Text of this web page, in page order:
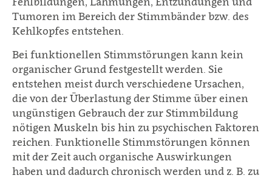
Tumoren im Bereich der Stimmbänder bzw. des
Kehlkopfes entstehen.
Bei funktionellen Stimmstörungen kann kein
organischer Grund festgestellt werden. Sie
entstehen meist durch verschiedene Ursachen,
die von der Überlastung der Stimme über einen
ungünstigen Gebrauch der zur Stimmbildung
nötigen Muskeln bis hin zu psychischen Faktoren
reichen. Funktionelle Stimmstörungen können
mit der Zeit auch organische Auswirkungen
haben und dadurch chronisch werden und z. B. zu